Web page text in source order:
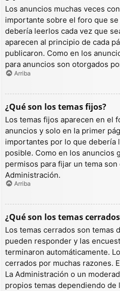
Los anuncios muchas veces
importante sobre el foro que
debería leerlos cada vez que
aparecen al principio de cada
publicaron. Como en los
para anuncios son otorgados
Arriba
¿Qué son los temas fijos?
Los temas fijos aparecen en el
anuncios y solo en la primer
importantes por lo que debería
posible. Como en los anuncios
permisos para fijar un tema
Administración.
Arriba
¿Qué son los temas
Los temas cerrados son temas
pueden responder y las
terminaron automáticamente.
cerrados por muchas razones.
La Administración o un
propios temas dependiendo de